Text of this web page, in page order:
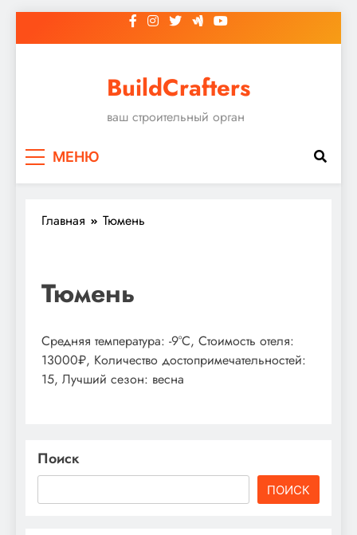
к
BuildCrafters
ваш строительный орган
МЕНЮ
Главная Тюмень
Тюмень
Средняя температура: -9°C, Стоимость отеля:
13000₽, Количество достопримечательностей:
15, Лучший сезон: весна
Поиск
ПОИСК